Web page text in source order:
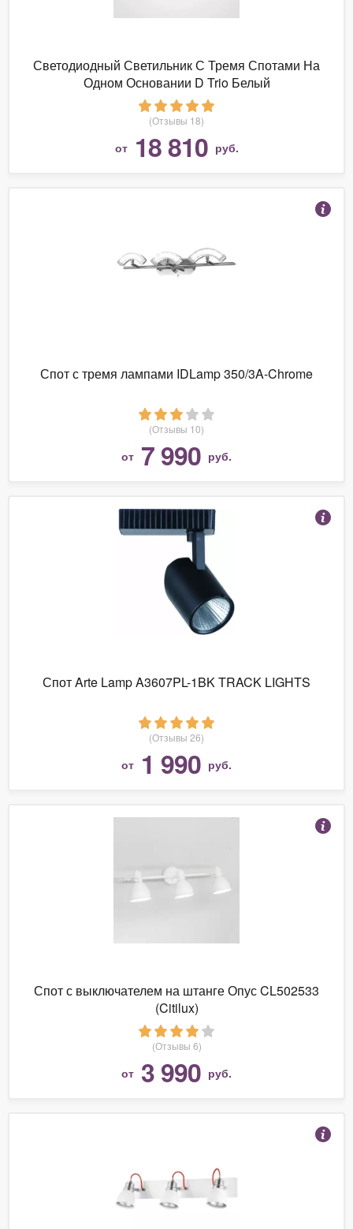
Светодиодный Светильник С Тремя Спотами На
Одном Основании D Trio Белый
(Отзывы 18)
от 18 810 руб.
Спот с тремя лампами IDLamp 350/3A-Chrome
(Отзывы 10)
от 7 990 руб.
Спот Arte Lamp A3607PL-1BK TRACK LIGHTS
(Отзывы 26)
от 1 990 руб.
Спот с выключателем на штанге Опус CL502533
(Citilux)
(Отзывы 6)
от 3 990 руб.